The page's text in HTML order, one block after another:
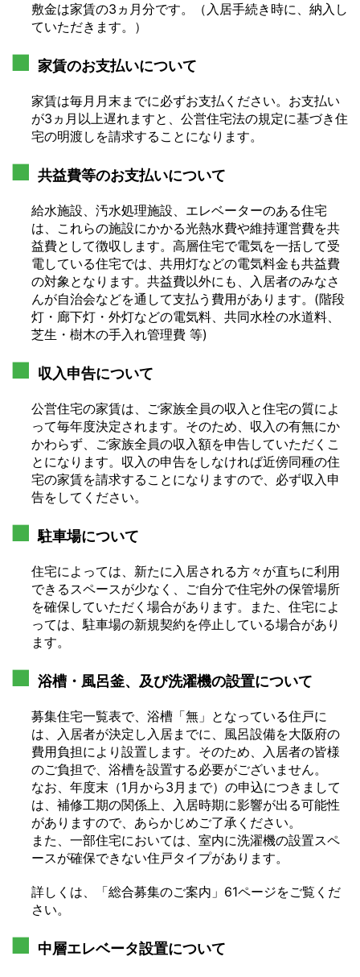
敷金は家賃の3ヵ月分です。（入居手続き時に、納入し
ていただきます。）
家賃のお支払いについて
家賃は毎月月末までに必ずお支払ください。お支払い
が3ヵ月以上遅れますと、公営住宅法の規定に基づき住
宅の明渡しを請求することになります。
共益費等のお支払いについて
給水施設、汚水処理施設、エレベーターのある住宅
は、これらの施設にかかる光熱水費や維持運営費を共
益費として徴収します。高層住宅で電気を一括して受
電している住宅では、共用灯などの電気料金も共益費
の対象となります。共益費以外にも、入居者のみなさ
んが自治会などを通して支払う費用があります。(階段
灯・廊下灯・外灯などの電気料、共同水栓の水道料、
芝生・樹木の手入れ管理費 等)
収入申告について
公営住宅の家賃は、ご家族全員の収入と住宅の質によ
って毎年度決定されます。そのため、収入の有無にか
かわらず、ご家族全員の収入額を申告していただくこ
とになります。収入の申告をしなければ近傍同種の住
宅の家賃を請求することになりますので、必ず収入申
告をしてください。
駐車場について
住宅によっては、新たに入居される方々が直ちに利用
できるスペースが少なく、ご自分で住宅外の保管場所
を確保していただく場合があります。また、住宅によ
っては、駐車場の新規契約を停止している場合があり
ます。
浴槽・風呂釜、及び洗濯機の設置について
募集住宅一覧表で、浴槽「無」となっている住戸に
は、入居者が決定し入居までに、風呂設備を大阪府の
費用負担により設置します。そのため、入居者の皆様
のご負担で、浴槽を設置する必要がございません。
なお、年度末（1月から3月まで）の申込につきまして
は、補修工期の関係上、入居時期に影響が出る可能性
がありますので、あらかじめご了承ください。
また、一部住宅においては、室内に洗濯機の設置スペ
ースが確保できない住戸タイプがあります。
詳しくは、「総合募集のご案内」61ページをご覧くだ
さい。
中層エレベータ設置について